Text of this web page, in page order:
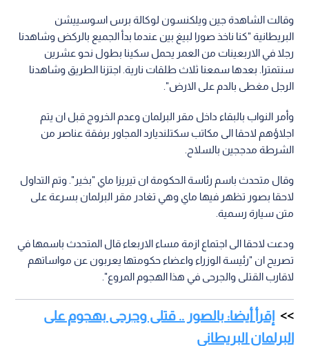
وقالت الشاهدة جين ويلكنسون لوكالة برس اسوسييشن
البريطانية "كنا ناخذ صورا لبيغ بين عندما بدأ الجميع بالركض وشاهدنا
رجلا في الاربعينات من العمر يحمل سكينا بطول نحو عشرين
سنتمترا. بعدها سمعنا ثلاث طلقات نارية. اجتزنا الطريق وشاهدنا
الرجل مغطى بالدم على الارض".
وأمر النواب بالبقاء داخل مقر البرلمان وعدم الخروج قبل ان يتم
اجلاؤهم لاحقا الى مكاتب سكتلنديارد المجاور برفقة عناصر من
الشرطة مدججين بالسلاح.
وقال متحدث باسم رئاسة الحكومة ان تيريزا ماي "بخير". وتم التداول
لاحقا بصور تظهر فيها ماي وهي تغادر مقر البرلمان بسرعة على
متن سيارة رسمية.
ودعت لاحقا الى اجتماع ازمة مساء الاربعاء قال المتحدث باسمها في
تصريح ان "رئيسة الوزراء واعضاء حكومتها يعربون عن مواساتهم
لاقارب القتلى والجرحى في هذا الهجوم المروع".
إقرأ أيضا: بالصور .. قتلى وجرحى بهجوم على
البرلمان البريطاني